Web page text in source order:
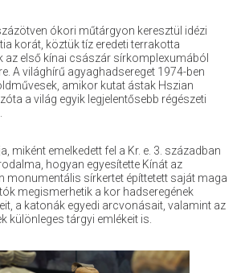
ókori műtárgyon keresztül idézi
korát, köztük tíz eredeti terrakotta
az első kínai császár sírkomplexumából
A világhírű agyaghadsereget 1974-ben
amikor kutat ástak Hszian
a világ egyik legjelentősebb régészeti
miként emelkedett fel a Kr. e. 3. században
hogyan egyesítette Kínát az
monumentális sírkertet építtetett saját maga
megismerhetik a kor hadseregének
a katonák egyedi arcvonásait, valamint az
különleges tárgyi emlékeit is.